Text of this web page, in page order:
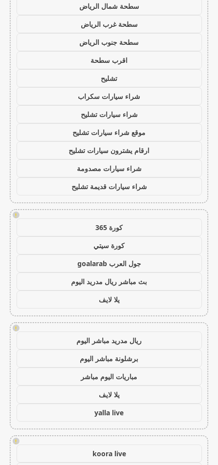
سطحة شمال الرياض
سطحة غرب الرياض
سطحة جنوب الرياض
اقرب سطحة
تشليح
شراء سيارات سكراب
شراء سيارات تشليح
موقع شراء سيارات تشليح
ارقام يشترون سيارات تشليح
شراء سيارات مصدومة
شراء سيارات قديمة تشليح
!
كورة 365
كورة سيتي
جول العرب goalarab
بث مباشر ريال مدريد اليوم
يلا لايف
!
ريال مدريد مباشر اليوم
برشلونة مباشر اليوم
مباريات اليوم مباشر
يلا لايف
yalla live
!
koora live